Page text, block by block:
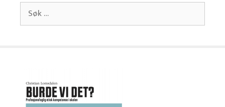
Søk
etter: